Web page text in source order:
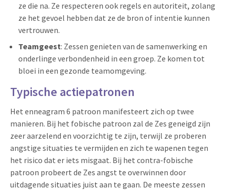
ze die na. Ze respecteren ook regels en autoriteit, zolang
ze het gevoel hebben dat ze de bron of intentie kunnen
vertrouwen.
Teamgeest: Zessen genieten van de samenwerking en
onderlinge verbondenheid in een groep. Ze komen tot
bloei in een gezonde teamomgeving.
Typische actiepatronen
Het enneagram 6 patroon manifesteert zich op twee
manieren. Bij het fobische patroon zal de Zes geneigd zijn
zeer aarzelend en voorzichtig te zijn, terwijl ze proberen
angstige situaties te vermijden en zich te wapenen tegen
het risico dat er iets misgaat. Bij het contra-fobische
patroon probeert de Zes angst te overwinnen door
uitdagende situaties juist aan te gaan. De meeste zessen